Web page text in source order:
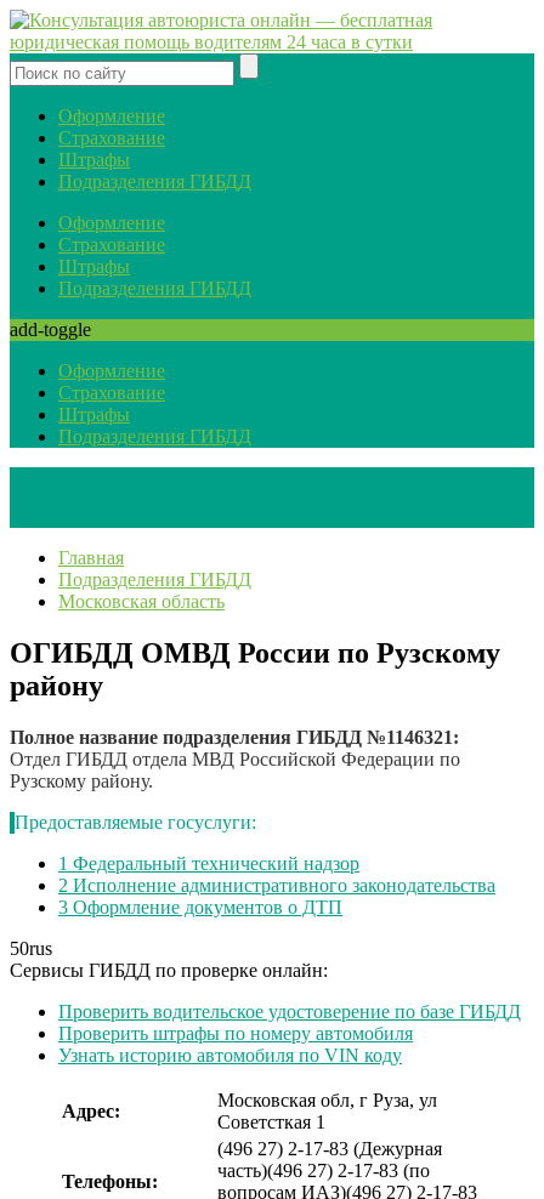
Оформление
Страхование
Штрафы
Подразделения ГИБДД
Оформление
Страхование
Штрафы
Подразделения ГИБДД
add-toggle
Оформление
Страхование
Штрафы
Подразделения ГИБДД
Главная
Подразделения ГИБДД
Московская область
ОГИБДД ОМВД России по Рузскому
району
Полное название подразделения ГИБДД №1146321:
Отдел ГИБДД отдела МВД Российской Федерации по
Рузскому району.
Предоставляемые госуслуги:
1 Федеральный технический надзор
2 Исполнение административного законодательства
3 Оформление документов о ДТП
50rus
Сервисы ГИБДД по проверке онлайн:
Проверить водительское удостоверение по базе ГИБДД
Проверить штрафы по номеру автомобиля
Узнать историю автомобиля по VIN коду
Адрес:
Московская обл, г Руза, ул
Советсткая 1
Телефоны:
(496 27) 2-17-83 (Дежурная
часть)(496 27) 2-17-83 (по
вопросам ИАЗ)(496 27) 2-17-83